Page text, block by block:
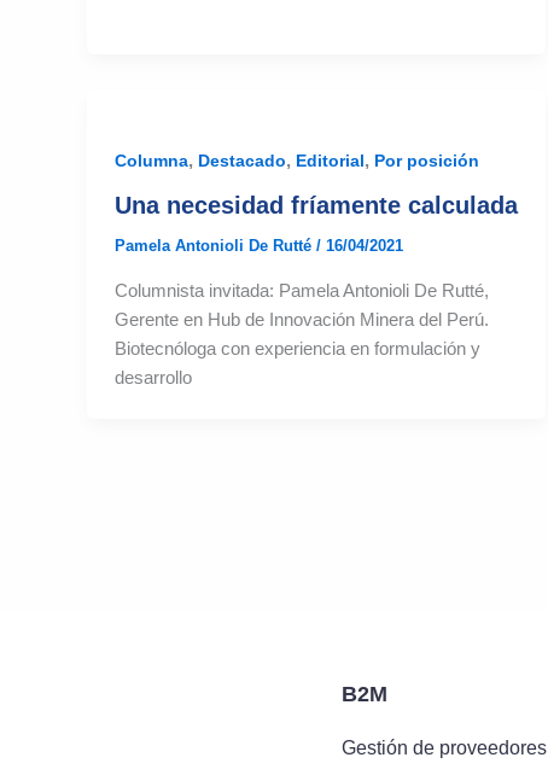
Columna, Destacado, Editorial, Por posición
Una necesidad fríamente calculada
Pamela Antonioli De Rutté / 16/04/2021
Columnista invitada: Pamela Antonioli De Rutté,
Gerente en Hub de Innovación Minera del Perú.
Biotecnóloga con experiencia en formulación y
desarrollo
B2M
Gestión de proveedores